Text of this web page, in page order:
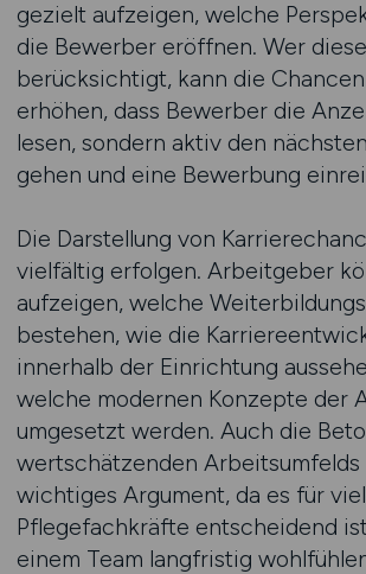
gezielt aufzeigen, welche
die Bewerber eröffnen. Wer
berücksichtigt, kann die
erhöhen, dass Bewerber die
lesen, sondern aktiv den
gehen und eine Bewerbung
Die Darstellung von
vielfältig erfolgen. Arbeitgeber
aufzeigen, welche
bestehen, wie die
innerhalb der Einrichtung
welche modernen Konzepte der
umgesetzt werden. Auch die
wertschätzenden Arbeitsumfelds
wichtiges Argument, da es für
Pflegefachkräfte entscheidend
einem Team langfristig